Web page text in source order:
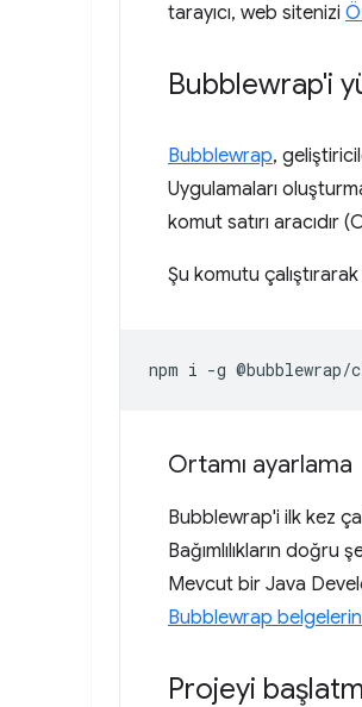
tarayıcı, web sitenizi
Bubblewrap'i
Bubblewrap,
Uygulamaları
komut satırı aracıdır
Şu komutu çalıştırarak
npm i -g
Ortamı ayarlama
Bubblewrap'i ilk kez
Bağımlılıkların
Mevcut bir Java
Bubblewrap
Projeyi